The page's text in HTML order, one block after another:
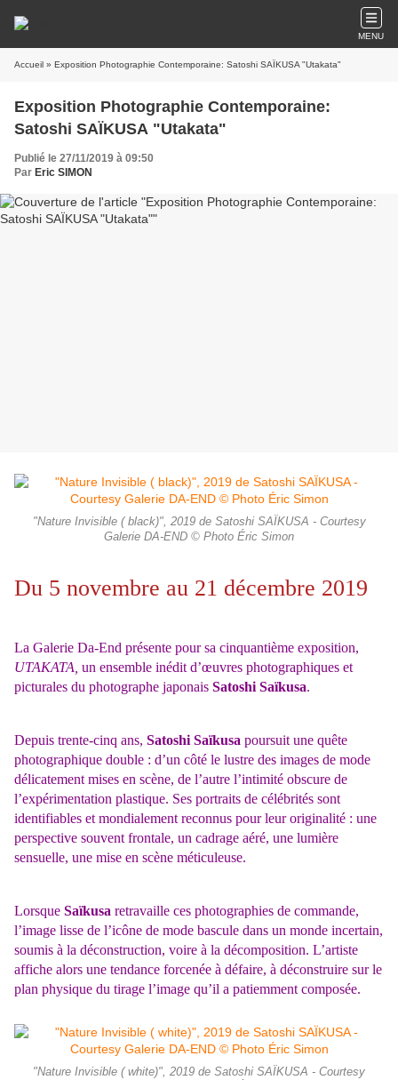
MENU
Accueil » Exposition Photographie Contemporaine: Satoshi SAÏKUSA "Utakata"
Exposition Photographie Contemporaine:
Satoshi SAÏKUSA "Utakata"
Publié le 27/11/2019 à 09:50
Par Eric SIMON
"Nature Invisible ( black)", 2019 de Satoshi SAÏKUSA - Courtesy
Galerie DA-END © Photo Éric Simon
Du 5 novembre au 21 décembre 2019
La Galerie Da-End présente pour sa cinquantième exposition,
UTAKATA, un ensemble inédit d’œuvres photographiques et
picturales du photographe japonais Satoshi Saïkusa.
Depuis trente-cinq ans, Satoshi Saïkusa poursuit une quête
photographique double : d’un côté le lustre des images de mode
délicatement mises en scène, de l’autre l’intimité obscure de
l’expérimentation plastique. Ses portraits de célébrités sont
identifiables et mondialement reconnus pour leur originalité : une
perspective souvent frontale, un cadrage aéré, une lumière
sensuelle, une mise en scène méticuleuse.
Lorsque Saïkusa retravaille ces photographies de commande,
l’image lisse de l’icône de mode bascule dans un monde incertain,
soumis à la déconstruction, voire à la décomposition. L’artiste
affiche alors une tendance forcenée à défaire, à déconstruire sur le
plan physique du tirage l’image qu’il a patiemment composée.
"Nature Invisible ( white)", 2019 de Satoshi SAÏKUSA - Courtesy